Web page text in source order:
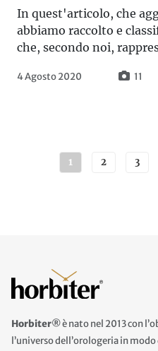
In quest'articolo, che
abbiamo raccolto e
che, secondo noi,
4 Agosto 2020 11
Navigazione
1 2 3
Horbiter®è nato nel 2013 con
l’universo dell’orologeria in